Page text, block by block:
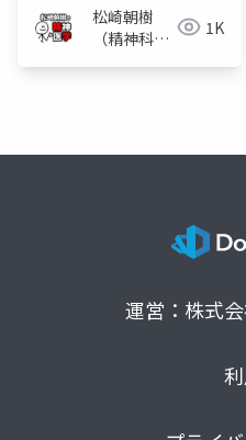
松崎朝樹
（精神科
1K
運営：株式